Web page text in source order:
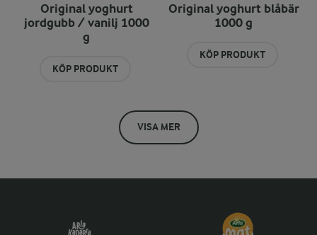
Original yoghurt
jordgubb / vanilj 1000
g
KÖP PRODUKT
Original yoghurt blåbär
1000 g
KÖP PRODUKT
VISA MER